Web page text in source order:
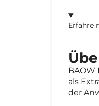
Erfahre
BAOW
als
der